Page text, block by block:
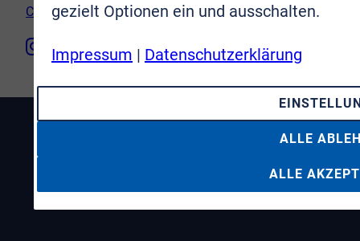
Cookie-Einstellungen
gezielt Optionen ein und ausschalten.
Impressum | Datenschutzerklärung
ALLE
ALLE